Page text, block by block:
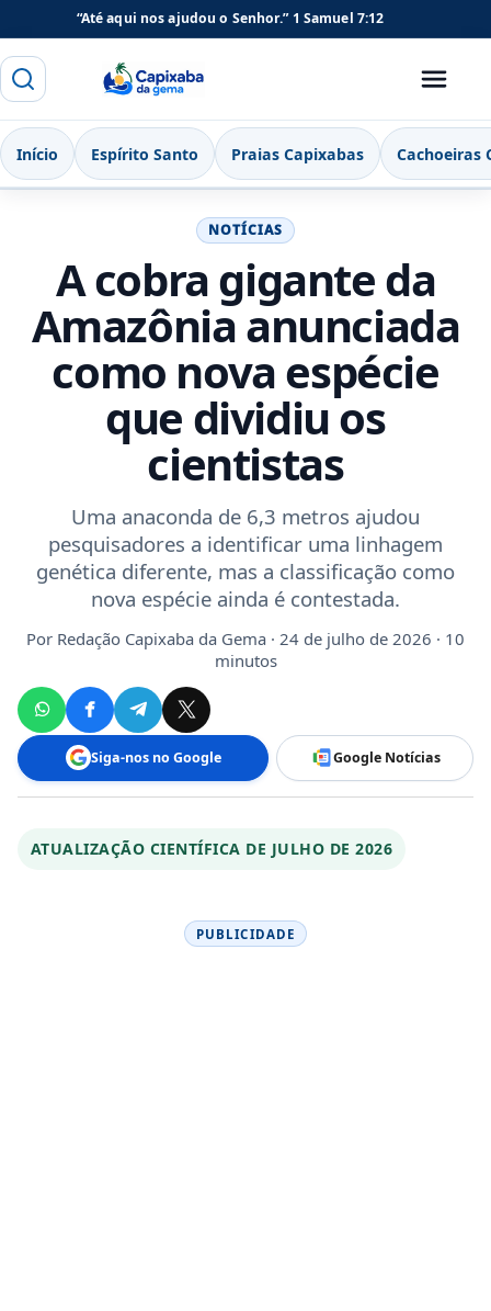
“Até aqui nos ajudou o Senhor.” 1 Samuel 7:12
Buscar
Menu
Início Espírito Santo Praias Capixabas Cachoeiras
NOTÍCIAS
A cobra gigante da
Amazônia anunciada
como nova espécie
que dividiu os
cientistas
Uma anaconda de 6,3 metros ajudou
pesquisadores a identificar uma linhagem
genética diferente, mas a classificação como
nova espécie ainda é contestada.
Por Redação Capixaba da Gema · 24 de julho de 2026 · 10
minutos
Siga-nos no Google Google Notícias
ATUALIZAÇÃO CIENTÍFICA DE JULHO DE 2026
PUBLICIDADE